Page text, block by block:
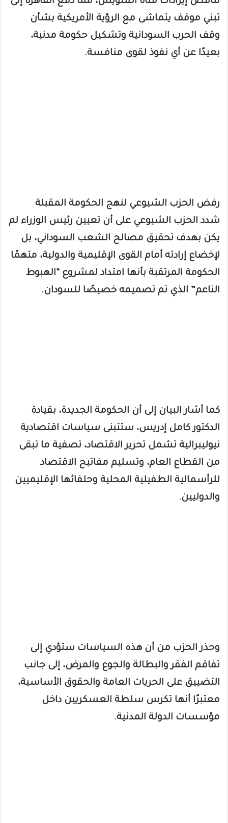
تبني موقف يتماشى مع الرؤية الأمريكية بشأن
وقف الحرب السودانية وتشكيل حكومة مدنية،
بعيدًا عن أي نفوذ لقوى منافسة.
رفض الحزب الشيوعي لنهج الحكومة المقبلة
شدد الحزب الشيوعي على أن تعيين رئيس الوزراء لم
يكن بهدف تحقيق مصالح الشعب السوداني، بل
لإخضاع إرادته أمام القوى الإقليمية والدولية، متهمًا
الحكومة المرتقبة بأنها امتداد لمشروع “الهبوط
الناعم” الذي تم تصميمه خصيصًا للسودان.
كما أشار البيان إلى أن الحكومة الجديدة، بقيادة
الدكتور كامل إدريس، ستتبنى سياسات اقتصادية
نيوليبرالية تشمل تحرير الاقتصاد، تصفية ما تبقى
من القطاع العام، وتسليم مفاتيح الاقتصاد
للرأسمالية الطفيلية المحلية وحلفائها الإقليميين
والدوليين.
وحذر الحزب من أن هذه السياسات ستؤدي إلى
تفاقم الفقر والبطالة والجوع والمرض، إلى جانب
التضييق على الحريات العامة والحقوق الأساسية،
معتبرًا أنها تكرس سلطة العسكريين داخل
مؤسسات الدولة المدنية.